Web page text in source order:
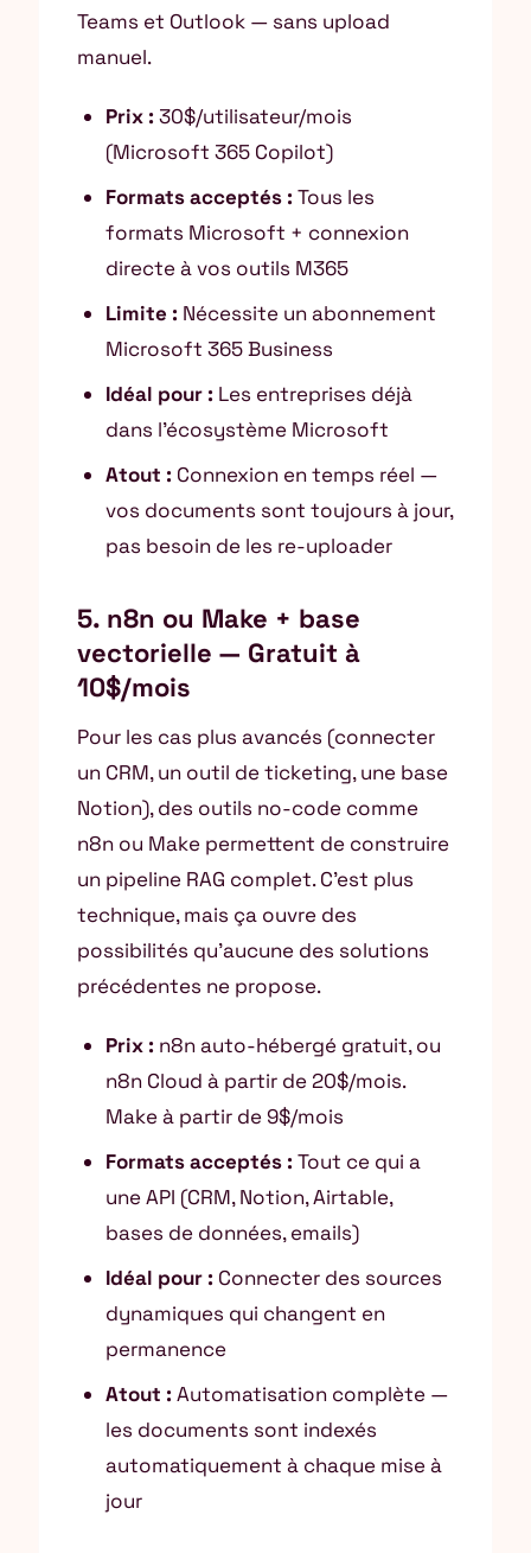
Teams et Outlook — sans upload
manuel.
Prix : 30$/utilisateur/mois
(Microsoft 365 Copilot)
Formats acceptés : Tous les
formats Microsoft + connexion
directe à vos outils M365
Limite : Nécessite un abonnement
Microsoft 365 Business
Idéal pour : Les entreprises déjà
dans l’écosystème Microsoft
Atout : Connexion en temps réel —
vos documents sont toujours à jour,
pas besoin de les re-uploader
5. n8n ou Make + base
vectorielle — Gratuit à
10$/mois
Pour les cas plus avancés (connecter
un CRM, un outil de ticketing, une base
Notion), des outils no-code comme
n8n ou Make permettent de construire
un pipeline RAG complet. C’est plus
technique, mais ça ouvre des
possibilités qu’aucune des solutions
précédentes ne propose.
Prix : n8n auto-hébergé gratuit, ou
n8n Cloud à partir de 20$/mois.
Make à partir de 9$/mois
Formats acceptés : Tout ce qui a
une API (CRM, Notion, Airtable,
bases de données, emails)
Idéal pour : Connecter des sources
dynamiques qui changent en
permanence
Atout : Automatisation complète —
les documents sont indexés
automatiquement à chaque mise à
jour